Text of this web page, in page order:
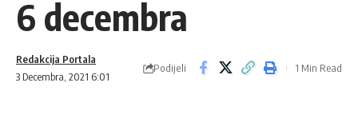
6 decembra
3 Decembra, 2021 6:01
Redakcija Portala
Podijeli 1 Min Read